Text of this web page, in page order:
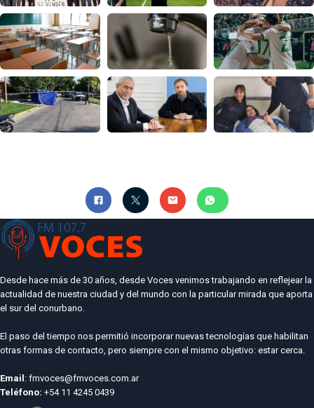
Desde hace más de 30 años, desde Voces venimos trabajando en reflejear la
actualidad de nuestra ciudad y del mundo con la particular mirada que aporta
el sur del conurbano.
El paso del tiempo nos permitió incorporar nuevas tecnologías que habilitan
otras formas de contacto, pero siempre con el mismo objetivo: estar cerca.
Email : fmvoces@fmvoces.com.ar
Teléfono: +54 11 4245 0439